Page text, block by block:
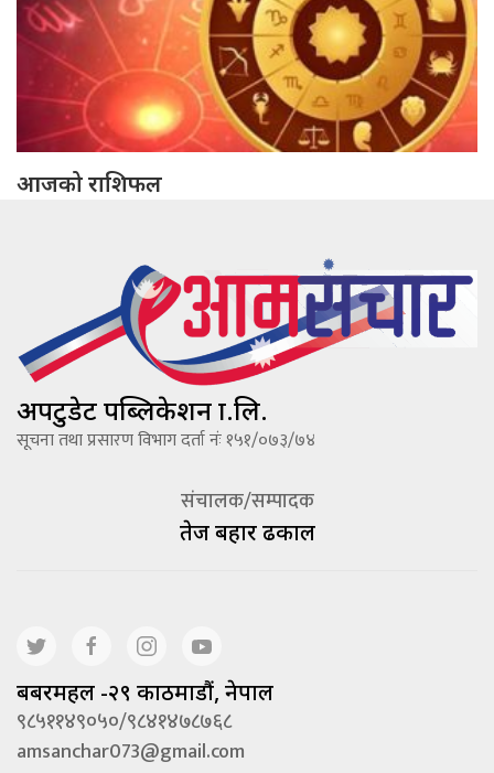
आजको राशिफल
अपटुडेट पब्लिकेशन प्रा.लि.
सूचना तथा प्रसारण विभाग दर्ता नंः १५१/०७३/७४
संचालक/सम्पादक
तेज बहादूर ढकाल
बबरमहल -२९ काठमाडौं, नेपाल
९८५११४९०५०/९८४१४७८७६८
amsanchar073@gmail.com